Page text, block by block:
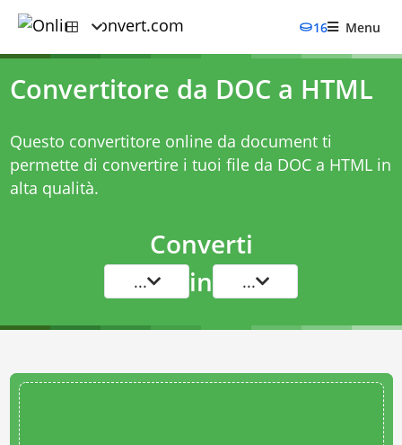
16 Menu
Convertitore da DOC a HTML
Questo convertitore online da document ti
permette di convertire i tuoi file da DOC a HTML in
alta qualità.
Converti
... in ...